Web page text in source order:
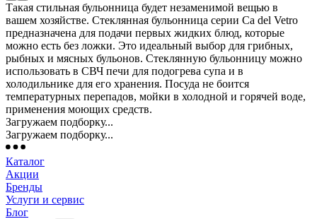
Такая стильная бульонница будет незаменимой вещью в
вашем хозяйстве. Стеклянная бульонница серии Ca del Vetro
предназначена для подачи первых жидких блюд, которые
можно есть без ложки. Это идеальный выбор для грибных,
рыбных и мясных бульонов. Стеклянную бульонницу можно
использовать в СВЧ печи для подогрева супа и в
холодильнике для его хранения. Посуда не боится
температурных перепадов, мойки в холодной и горячей воде,
применения моющих средств.
Загружаем подборку...
Загружаем подборку...
Каталог
Акции
Бренды
Услуги и сервис
Блог